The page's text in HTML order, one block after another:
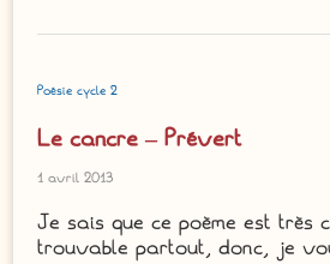
Poésie cycle 2
Le cancre – Prévert
1 avril 2013
Je sais que ce poème est très
trouvable partout, donc, je